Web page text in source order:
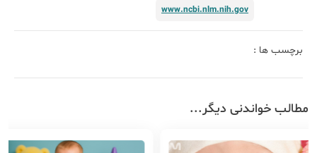
www.ncbi.nlm.nih.gov
برچسب ها :
مطالب خواندنی دیگر...